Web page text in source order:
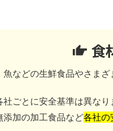
食
魚などの生鮮食品やさまざ
社ごとに安全基準は異な
添加の加工食品など各社の